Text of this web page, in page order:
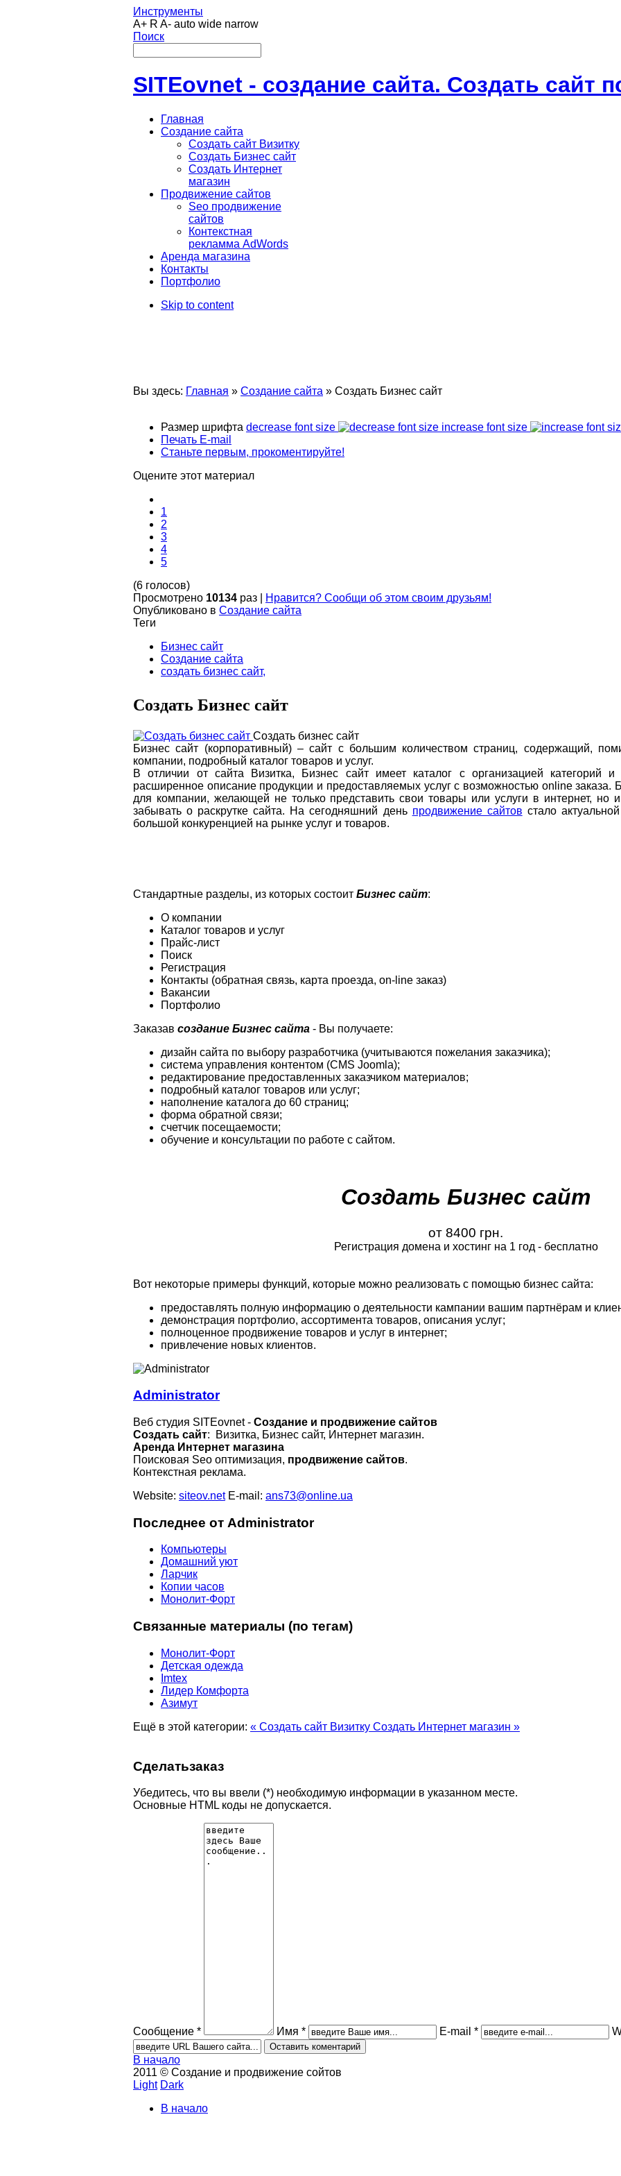
Инструменты
A+ R A- auto wide narrow
Поиск
SITEovnet - создание сайта. Создать сайт
Главная
Создание сайта
Создать сайт Визитку
Создать Бизнес сайт
Создать Интернет
магазин
Продвижение сайтов
Seo продвижение
сайтов
Контекстная
рекламма AdWords
Аренда магазина
Контакты
Портфолио
Skip to content
Вы здесь: Главная » Создание сайта » Создать Бизнес сайт
Размер шрифта decrease font size
increase font size
Печать E-mail
Станьте первым, прокоментируйте!
Оцените этот материал
1
2
3
4
5
(6 голосов)
Просмотрено 10134 раз
Нравится? Сообщи об этом своим друзьям!
Опубликовано в Создание сайта
Теги
Бизнес сайт
Создание сайта
создать бизнес сайт,
Создать Бизнес сайт
Создать бизнес сайт
Бизнес сайт (корпоративный) – сайт с большим количеством страниц, содержащий,
компании, подробный каталог товаров и услуг.
В отличии от сайта Визитка, Бизнес сайт имеет каталог с организацией категорий и
расширенное описание продукции и предоставляемых услуг с возможностью online заказа.
для компании, желающей не только представить свои товары или услуги в интернет, но
забывать о раскрутке сайта. На сегодняшний день продвижение сайтов стало
большой конкуренцией на рынке услуг и товаров.
Стандартные разделы, из которых состоит Бизнес сайт:
О компании
Каталог товаров и услуг
Прайс-лист
Поиск
Регистрация
Контакты (обратная связь, карта проезда, on-line заказ)
Вакансии
Портфолио
Заказав создание Бизнес сайта - Вы получаете:
дизайн сайта по выбору разработчика (учитываются пожелания заказчика);
система управления контентом (CMS Joomla);
редактирование предоставленных заказчиком материалов;
подробный каталог товаров или услуг;
наполнение каталога до 60 страниц;
форма обратной связи;
счетчик посещаемости;
обучение и консультации по работе с сайтом.
Создать Бизнес сайт
от 8400 грн.
Регистрация домена и хостинг на 1 год - бесплатно
Вот некоторые примеры функций, которые можно реализовать с помощью бизнес сайта:
предоставлять полную информацию о деятельности кампании вашим партнёрам и
демонстрация портфолио, ассортимента товаров, описания услуг;
полноценное продвижение товаров и услуг в интернет;
привлечение новых клиентов.
Administrator
Веб студия SITEovnet - Создание и продвижение сайтов
Создать сайт: Визитка, Бизнес сайт, Интернет магазин.
Аренда Интернет магазина
Поисковая Seo оптимизация, продвижение сайтов.
Контекстная реклама.
Website: siteov.net E-mail: ans73@online.ua
Последнее от Administrator
Компьютеры
Домашний уют
Ларчик
Копии часов
Монолит-Форт
Связанные материалы (по тегам)
Монолит-Форт
Детская одежда
Imtex
Лидер Комфорта
Азимут
Ещё в этой категории: « Создать сайт Визитку Создать Интернет магазин »
Сделатьзаказ
Убедитесь, что вы ввели (*) необходимую информации в указанном месте.
Основные HTML коды не допускается.
Сообщение * Имя * E-mail *
В начало
2011 © Создание и продвижение сойтов
Light Dark
В начало